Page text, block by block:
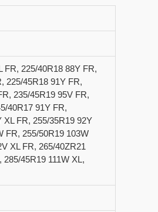
FR, 225/40R18 88Y FR,
225/45R18 91Y FR,
235/45R19 95V FR,
40R17 91Y FR,
XL FR, 255/35R19 92Y
FR, 255/50R19 103W
XL FR, 265/40ZR21
45R19 111W XL,